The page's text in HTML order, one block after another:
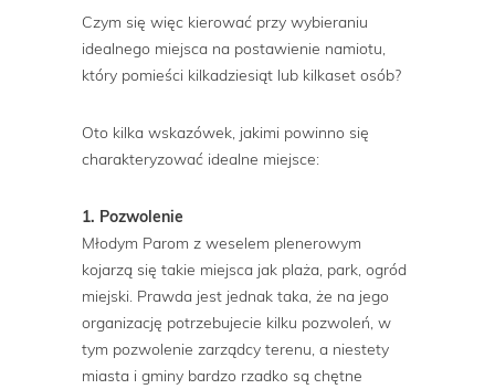
Czym się więc kierować przy wybieraniu
idealnego miejsca na postawienie namiotu,
który pomieści kilkadziesiąt lub kilkaset osób?
Oto kilka wskazówek, jakimi powinno się
charakteryzować idealne miejsce:
1. Pozwolenie
Młodym Parom z weselem plenerowym
kojarzą się takie miejsca jak plaża, park, ogród
miejski. Prawda jest jednak taka, że na jego
organizację potrzebujecie kilku pozwoleń, w
tym pozwolenie zarządcy terenu, a niestety
miasta i gminy bardzo rzadko są chętne